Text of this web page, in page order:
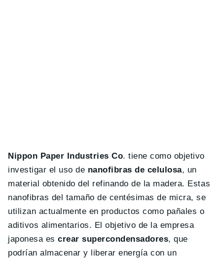
Nippon Paper Industries Co. tiene como objetivo
investigar el uso de nanofibras de celulosa, un
material obtenido del refinando de la madera. Estas
nanofibras del tamaño de centésimas de micra, se
utilizan actualmente en productos como pañales o
aditivos alimentarios. El objetivo de la empresa
japonesa escrear supercondensadores, que
podrían almacenar y liberar energía con un